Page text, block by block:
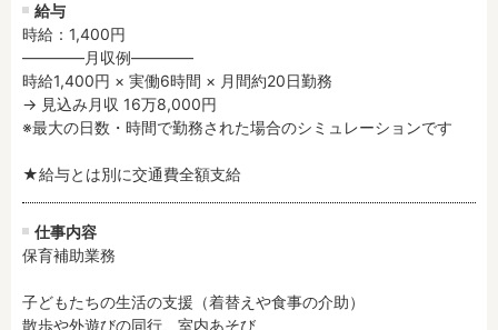
給与
時給：1,400円
――――月収例――――
時給1,400円 × 実働6時間 × 月間約20日勤務
→ 見込み月収 16万8,000円
※最大の日数・時間で勤務された場合のシミュレーションです
★給与とは別に交通費全額支給
仕事内容
保育補助業務
子どもたちの生活の支援（着替えや食事の介助）
散歩や外遊びの同行、室内あそび
学童保育施設
子育て支援センター
放課後等デイサービ
ス
テンダーの運営施設
特徴
時間固定
13時までのお仕事
15時までのお仕事